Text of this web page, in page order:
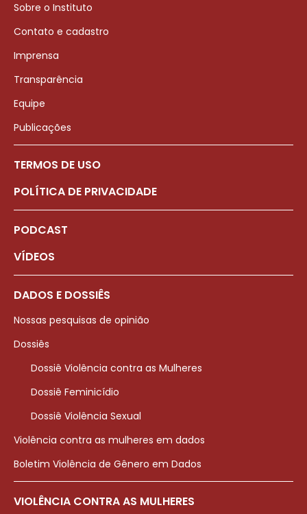
Sobre o Instituto
Contato e cadastro
Imprensa
Transparência
Equipe
Publicações
TERMOS DE USO
POLÍTICA DE PRIVACIDADE
PODCAST
VÍDEOS
DADOS E DOSSIÊS
Nossas pesquisas de opinião
Dossiês
Dossiê Violência contra as Mulheres
Dossiê Feminicídio
Dossiê Violência Sexual
Violência contra as mulheres em dados
Boletim Violência de Gênero em Dados
VIOLÊNCIA CONTRA AS MULHERES